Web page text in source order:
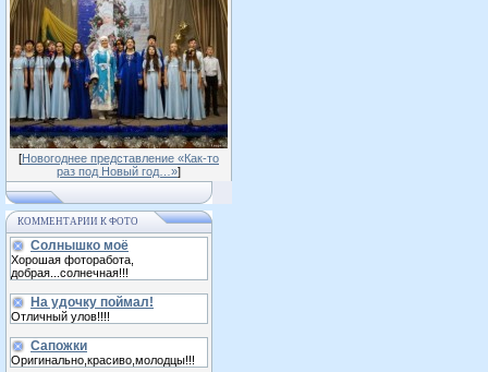
[Новогоднее представление «Как-то
раз под Новый год…»]
КОММЕНТАРИИ К ФОТО
Солнышко моё
Хорошая фоторабота,
добрая...солнечная!!!
На удочку поймал!
Отличный улов!!!!
Сапожки
Оригинально,красиво,молодцы!!!